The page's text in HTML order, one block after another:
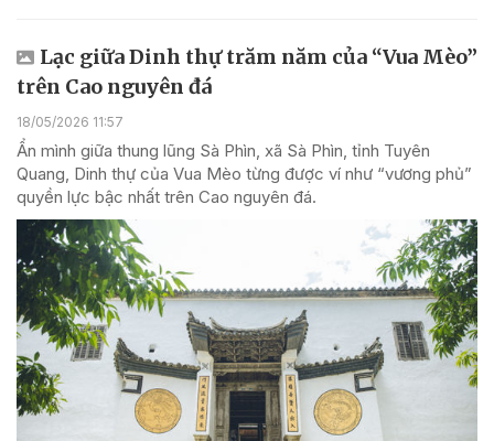
Lạc giữa Dinh thự trăm năm của “Vua Mèo”
trên Cao nguyên đá
18/05/2026 11:57
Ẩn mình giữa thung lũng Sà Phìn, xã Sà Phìn, tỉnh Tuyên
Quang, Dinh thự của Vua Mèo từng được ví như “vương phủ”
quyền lực bậc nhất trên Cao nguyên đá.